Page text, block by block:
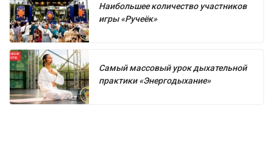
Наибольшее количество участников
игры «Ручеёк»
Самый массовый урок дыхательной
практики «Энергодыхание»